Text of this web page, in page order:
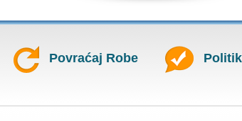
Povraćaj Robe